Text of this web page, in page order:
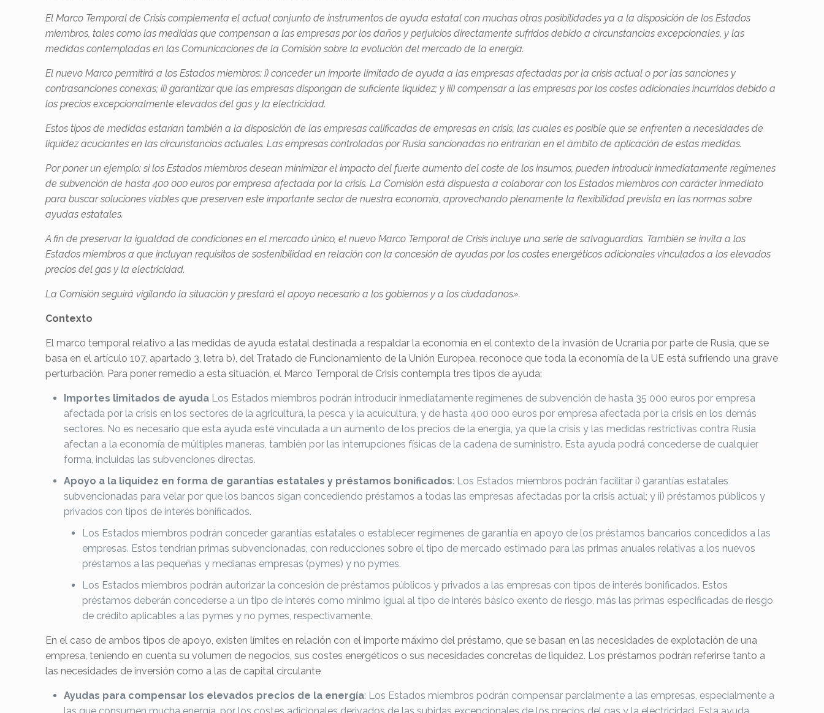
El Marco Temporal de Crisis complementa el actual conjunto de instrumentos de ayuda estatal con muchas otras posibilidades ya a la disposición de los Estados
miembros, tales como las medidas que compensan a las empresas por los daños y perjuicios directamente sufridos debido a circunstancias excepcionales, y las
medidas contempladas en las Comunicaciones de la Comisión sobre la evolución del mercado de la energía.
El nuevo Marco permitirá a los Estados miembros: i) conceder un importe limitado de ayuda a las empresas afectadas por la crisis actual o por las sanciones y
contrasanciones conexas; ii) garantizar que las empresas dispongan de suficiente liquidez; y iii) compensar a las empresas por los costes adicionales incurridos debido a
los precios excepcionalmente elevados del gas y la electricidad.
Estos tipos de medidas estarían también a la disposición de las empresas calificadas de empresas en crisis, las cuales es posible que se enfrenten a necesidades de
liquidez acuciantes en las circunstancias actuales. Las empresas controladas por Rusia sancionadas no entrarían en el ámbito de aplicación de estas medidas.
Por poner un ejemplo: si los Estados miembros desean minimizar el impacto del fuerte aumento del coste de los insumos, pueden introducir inmediatamente regímenes
de subvención de hasta 400 000 euros por empresa afectada por la crisis. La Comisión está dispuesta a colaborar con los Estados miembros con carácter inmediato
para buscar soluciones viables que preserven este importante sector de nuestra economía, aprovechando plenamente la flexibilidad prevista en las normas sobre
ayudas estatales.
A fin de preservar la igualdad de condiciones en el mercado único, el nuevo Marco Temporal de Crisis incluye una serie de salvaguardias. También se invita a los
Estados miembros a que incluyan requisitos de sostenibilidad en relación con la concesión de ayudas por los costes energéticos adicionales vinculados a los elevados
precios del gas y la electricidad.
La Comisión seguirá vigilando la situación y prestará el apoyo necesario a los gobiernos y a los ciudadanos».
Contexto
El marco temporal relativo a las medidas de ayuda estatal destinada a respaldar la economía en el contexto de la invasión de Ucrania por parte de Rusia, que se
basa en el artículo 107, apartado 3, letra b), del Tratado de Funcionamiento de la Unión Europea, reconoce que toda la economía de la UE está sufriendo una grave
perturbación. Para poner remedio a esta situación, el Marco Temporal de Crisis contempla tres tipos de ayuda:
Importes limitados de ayuda Los Estados miembros podrán introducir inmediatamente regímenes de subvención de hasta 35 000 euros por empresa
afectada por la crisis en los sectores de la agricultura, la pesca y la acuicultura, y de hasta 400 000 euros por empresa afectada por la crisis en los demás
sectores. No es necesario que esta ayuda esté vinculada a un aumento de los precios de la energía, ya que la crisis y las medidas restrictivas contra Rusia
afectan a la economía de múltiples maneras, también por las interrupciones físicas de la cadena de suministro. Esta ayuda podrá concederse de cualquier
forma, incluidas las subvenciones directas.
Apoyo a la liquidez en forma de garantías estatales y préstamos bonificados: Los Estados miembros podrán facilitar i) garantías estatales
subvencionadas para velar por que los bancos sigan concediendo préstamos a todas las empresas afectadas por la crisis actual; y ii) préstamos públicos y
privados con tipos de interés bonificados.
Los Estados miembros podrán conceder garantías estatales o establecer regímenes de garantía en apoyo de los préstamos bancarios concedidos a las
empresas. Estos tendrían primas subvencionadas, con reducciones sobre el tipo de mercado estimado para las primas anuales relativas a los nuevos
préstamos a las pequeñas y medianas empresas (pymes) y no pymes.
Los Estados miembros podrán autorizar la concesión de préstamos públicos y privados a las empresas con tipos de interés bonificados. Estos
préstamos deberán concederse a un tipo de interés como mínimo igual al tipo de interés básico exento de riesgo, más las primas especificadas de riesgo
de crédito aplicables a las pymes y no pymes, respectivamente.
En el caso de ambos tipos de apoyo, existen límites en relación con el importe máximo del préstamo, que se basan en las necesidades de explotación de una
empresa, teniendo en cuenta su volumen de negocios, sus costes energéticos o sus necesidades concretas de liquidez. Los préstamos podrán referirse tanto a
las necesidades de inversión como a las de capital circulante
Ayudas para compensar los elevados precios de la energía: Los Estados miembros podrán compensar parcialmente a las empresas, especialmente a